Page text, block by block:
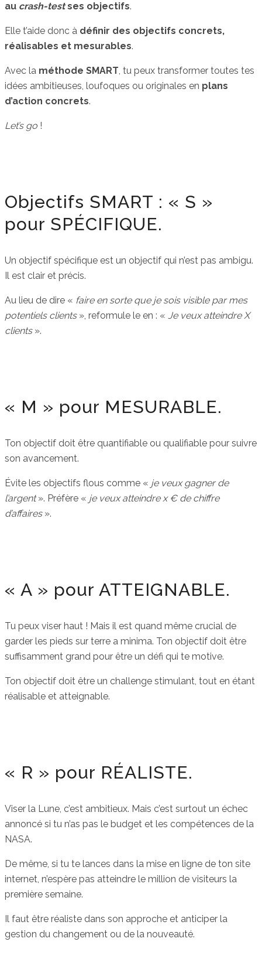
au crash-testses objectifs.
Elle t’aide donc à définir des objectifs concrets,
réalisables et mesurables.
Avec la méthode SMART, tu peux transformer toutes tes
idées ambitieuses, loufoques ou originales en plans
d’action concrets.
Let’s go !
Objectifs SMART : « S »
pour SPÉCIFIQUE.
Un objectif spécifique est un objectif qui n’est pas ambigu.
Il est clair et précis.
Au lieu de dire « faire en sorte que je sois visible par mes
potentiels clients», reformule le en : « Je veux atteindre X
clients».
« M » pour MESURABLE.
Ton objectif doit être quantifiable ou qualifiable pour suivre
son avancement.
Évite les objectifs flous comme « je veux gagner de
l’argent». Préfère « je veux atteindre x € de chiffre
d’affaires ».
« A » pour ATTEIGNABLE.
Tu peux viser haut ! Mais il est quand même crucial de
garder les pieds sur terre a minima. Ton objectif doit être
suffisamment grand pour être un défi qui te motive.
Ton objectif doit être un challenge stimulant, tout en étant
réalisable et atteignable.
« R » pour RÉALISTE.
Viser la Lune, c’est ambitieux. Mais c’est surtout un échec
annoncé si tu n’as pas le budget et les compétences de la
NASA.
De même, si tu te lances dans la mise en ligne de ton site
internet, n’espère pas atteindre le million de visiteurs la
première semaine.
Il faut être réaliste dans son approche et anticiper la
gestion du changement ou de la nouveauté.